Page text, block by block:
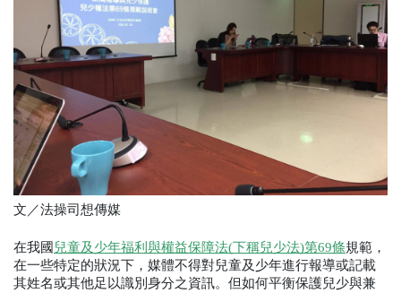
文／法操司想傳媒
在我國 兒童及少年福利與權益保障法(下稱兒少法)第69條規範，
在一些特定的狀況下，媒體不得對兒童及少年進行報導或記載
其姓名或其他足以識別身分之資訊。但如何平衡保護兒少與兼